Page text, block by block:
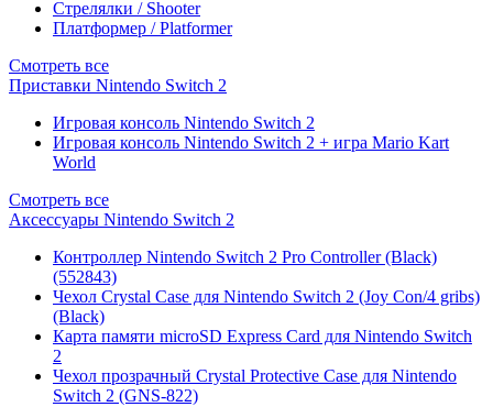
Стрелялки / Shooter
Платформер / Platformer
Смотреть все
Приставки Nintendo Switch 2
Игровая консоль Nintendo Switch 2
Игровая консоль Nintendo Switch 2 + игра Mario Kart
World
Смотреть все
Аксессуары Nintendo Switch 2
Контроллер Nintendo Switch 2 Pro Controller (Black)
(552843)
Чехол Сrystal Сase для Nintendo Switch 2 (Joy Con/4 gribs)
(Black)
Карта памяти microSD Express Card для Nintendo Switch
2
Чехол прозрачный Crystal Protective Case для Nintendo
Switch 2 (GNS-822)